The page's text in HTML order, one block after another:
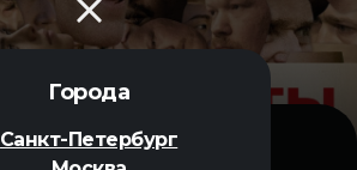
Города
Санкт-Петербург